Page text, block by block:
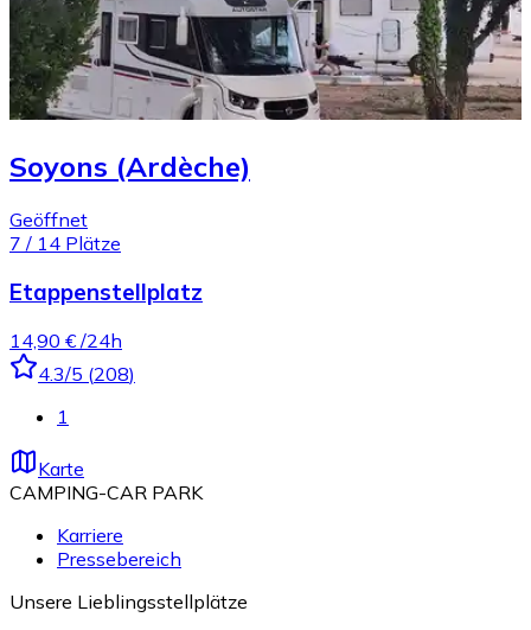
Soyons (Ardèche)
Geöffnet
7 / 14 Plätze
Etappenstellplatz
14,90 € /24h
4.3/5 (208)
1
Karte
CAMPING-CAR PARK
Karriere
Pressebereich
Unsere Lieblingsstellplätze